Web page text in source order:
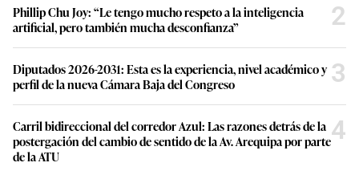
Phillip Chu Joy: “Le tengo mucho respeto a la inteligencia
artificial, pero también mucha desconfianza”
2
Diputados 2026-2031: Esta es la experiencia, nivel académico y
perfil de la nueva Cámara Baja del Congreso
3
Carril bidireccional del corredor Azul: Las razones detrás de la
postergación del cambio de sentido de la Av. Arequipa por parte
de la ATU
4